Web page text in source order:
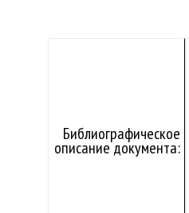
Библиографическое
описание документа: